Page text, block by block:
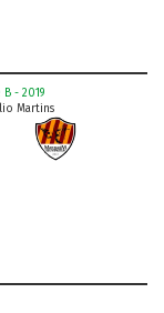
- 2019
Martins